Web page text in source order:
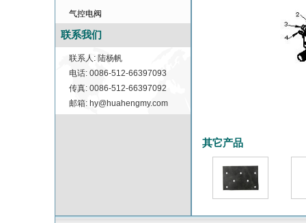
气控电阀
联系我们
联系人: 陆杨帆
电话: 0086-512-66397093
传真: 0086-512-66397092
邮箱: hy@huahengmy.com
其它产品